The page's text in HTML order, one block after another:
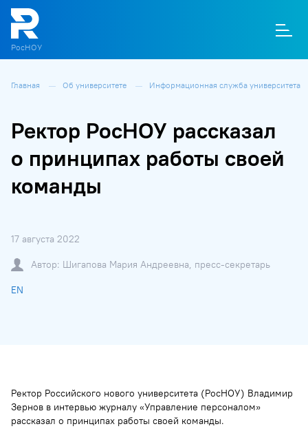
РосНОУ
Главная Об университете Информационная служба университета
Ректор РосНОУ рассказал
о принципах работы своей
команды
17 августа 2022
Автор: Шигапова Мария Андреевна, пресс-секретарь
EN
Ректор Российского нового университета (РосНОУ) Владимир
Зернов в интервью журналу «Управление персоналом»
рассказал о принципах работы своей команды.